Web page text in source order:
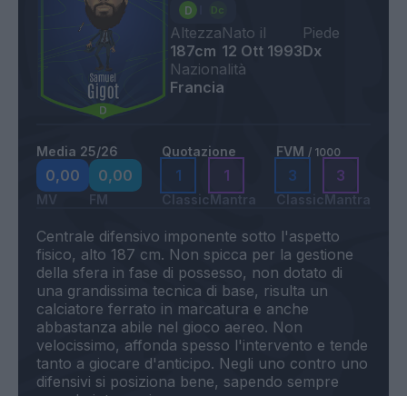
Altezza
187cm
Nato il
12 Ott 1993
Piede
Dx
Nazionalità
Francia
Media 25/26
0,00
MV
0,00
FM
Quotazione
1
Classic
1
Mantra
FVM / 1000
3
Classic
3
Mantra
Centrale difensivo imponente sotto l'aspetto
fisico, alto 187 cm. Non spicca per la gestione
della sfera in fase di possesso, non dotato di
una grandissima tecnica di base, risulta un
calciatore ferrato in marcatura e anche
abbastanza abile nel gioco aereo. Non
velocissimo, affonda spesso l'intervento e tende
tanto a giocare d'anticipo. Negli uno contro uno
difensivi si posiziona bene, sapendo sempre